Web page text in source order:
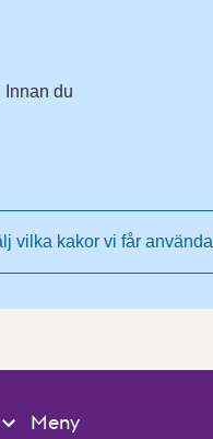
Innan du
vilka kakor vi får använda
Meny